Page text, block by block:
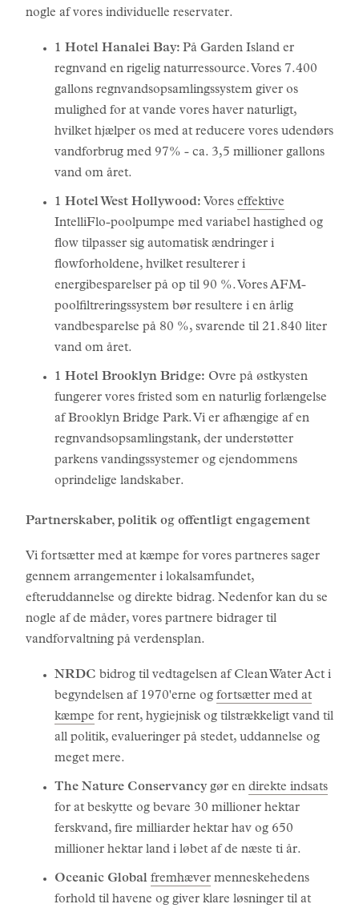
nogle af vores individuelle reservater.
1 Hotel Hanalei Bay: På Garden Island er
regnvand en rigelig naturressource. Vores 7.400
gallons regnvandsopsamlingssystem giver os
mulighed for at vande vores haver naturligt,
hvilket hjælper os med at reducere vores udendørs
vandforbrug med 97% - ca. 3,5 millioner gallons
vand om året.
1 Hotel West Hollywood: Vores effektive
IntelliFlo-poolpumpe med variabel hastighed og
flow tilpasser sig automatisk ændringer i
flowforholdene, hvilket resulterer i
energibesparelser på op til 90 %. Vores AFM-
poolfiltreringssystem bør resultere i en årlig
vandbesparelse på 80 %, svarende til 21.840 liter
vand om året.
1 Hotel Brooklyn Bridge: Ovre på østkysten
fungerer vores fristed som en naturlig forlængelse
af Brooklyn Bridge Park. Vi er afhængige af en
regnvandsopsamlingstank, der understøtter
parkens vandingssystemer og ejendommens
oprindelige landskaber.
Partnerskaber, politik og offentligt engagement
Vi fortsætter med at kæmpe for vores partneres sager
gennem arrangementer i lokalsamfundet,
efteruddannelse og direkte bidrag. Nedenfor kan du se
nogle af de måder, vores partnere bidrager til
vandforvaltning på verdensplan.
NRDC bidrog til vedtagelsen af Clean Water Act i
begyndelsen af 1970'erne og fortsætter med at
kæmpe for rent, hygiejnisk og tilstrækkeligt vand til
all politik, evalueringer på stedet, uddannelse og
meget mere.
The Nature Conservancygør en direkte indsats
for at beskytte og bevare 30 millioner hektar
ferskvand, fire milliarder hektar hav og 650
millioner hektar land i løbet af de næste ti år.
Oceanic Global fremhæver menneskehedens
forhold til havene og giver klare løsninger til at